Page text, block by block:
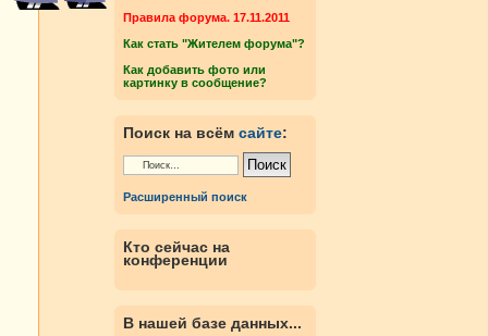
Правила форума. 17.11.2011
Как стать "Жителем форума"?
Как добавить фото или
картинку в сообщение?
Поиск на всём сайте:
Расширенный поиск
Кто сейчас на
конференции
В нашей базе данных...